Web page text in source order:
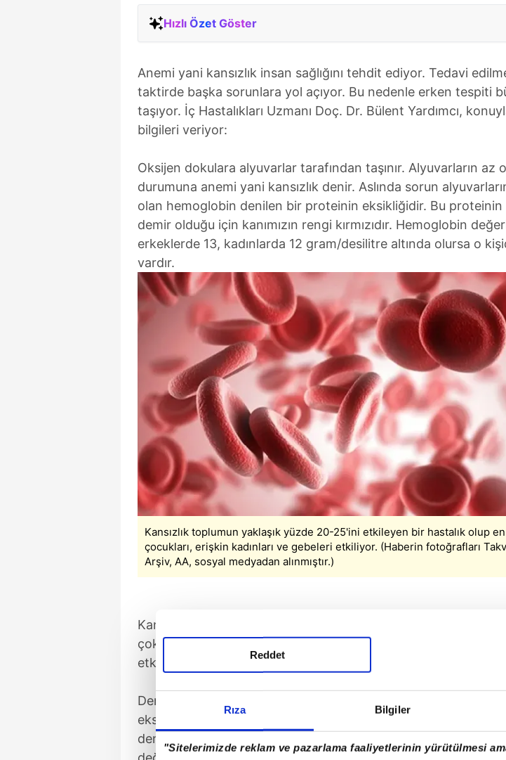
Rıza Bilgiler
"Sitelerimizde reklam ve pazarlama faaliyetlerinin yürütülmesi
Reddet
Hızlı Özet Göster
Anemi yani kansızlık insan sağlığını tehdit ediyor. Tedavi
taktirde başka sorunlara yol açıyor. Bu nedenle erken tespiti
taşıyor. İç Hastalıkları Uzmanı Doç. Dr. Bülent Yardımcı,
bilgileri veriyor:
Oksijen dokulara alyuvarlar tarafından taşınır. Alyuvarların az
durumuna anemi yani kansızlık denir. Aslında sorun
olan hemoglobin denilen bir proteinin eksikliğidir. Bu proteinin
demir olduğu için kanımızın rengi kırmızıdır. Hemoglobin
erkeklerde 13, kadınlarda 12 gram/desilitre altında olursa o
vardır.
Kansızlık toplumun yaklaşık yüzde 20-25'ini etkileyen bir hastalık olup
çocukları, erişkin kadınları ve gebeleri etkiliyor. (Haberin fotoğrafları
Arşiv, AA, sosyal medyadan alınmıştır.)
Kansızlık toplumun yaklaşık yüzde 20-25'ini etkileyen bir
çok çocukları, daha sonra erişkin yaştaki kadınları ve gebe
etkiler.
Demir eksikliği devam ederse mutlaka kansızlığa yol açar.
eksildiği ilk zamanlar kan değerleri düşmeyebilir ve bu erken
demir eksikliği gözden kaçabilir. Başta belirttiğimiz hemoglobin